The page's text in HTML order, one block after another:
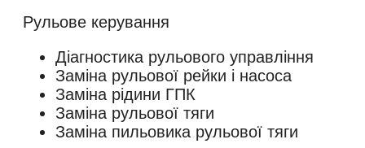
Рульове керування
Діагностика рульового управління
Заміна рульової рейки і насоса
Заміна рідини ГПК
Заміна рульової тяги
Заміна пильовика рульової тяги